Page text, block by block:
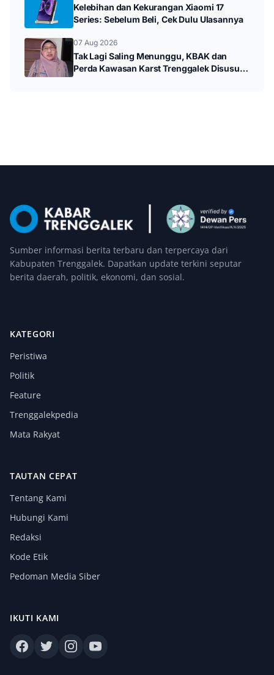
Kelebihan dan Kekurangan Xiaomi 17
Series: Sebelum Beli, Cek Dulu Ulasannya
07 Aug 2026
Tak Lagi Saling Menunggu, KBAK dan
Perda Kawasan Karst Trenggalek Disusun
Sumber informasi berita terbaru dan terpercaya dari
Kabupaten Trenggalek. Dapatkan update terkini seputar
berita daerah, politik, ekonomi, dan sosial.
KATEGORI
Peristiwa
Politik
Feature
Trenggalekpedia
Mata Rakyat
TAUTAN CEPAT
Tentang Kami
Hubungi Kami
Redaksi
Kode Etik
Pedoman Media Siber
IKUTI KAMI